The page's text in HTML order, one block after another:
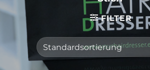
FILTER